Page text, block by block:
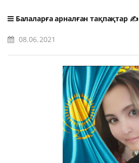
Балаларға арналған тақпақтар✍️
08.06.2021